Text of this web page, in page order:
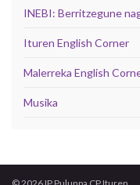
INEBI: Berritzegune
Ituren English Corner
Malerreka English
Musika